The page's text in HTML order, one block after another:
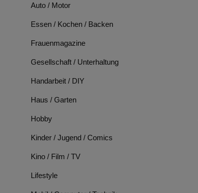
Auto / Motor
Essen / Kochen / Backen
Frauenmagazine
Gesellschaft / Unterhaltung
Handarbeit / DIY
Haus / Garten
Hobby
Kinder / Jugend / Comics
Kino / Film / TV
Lifestyle